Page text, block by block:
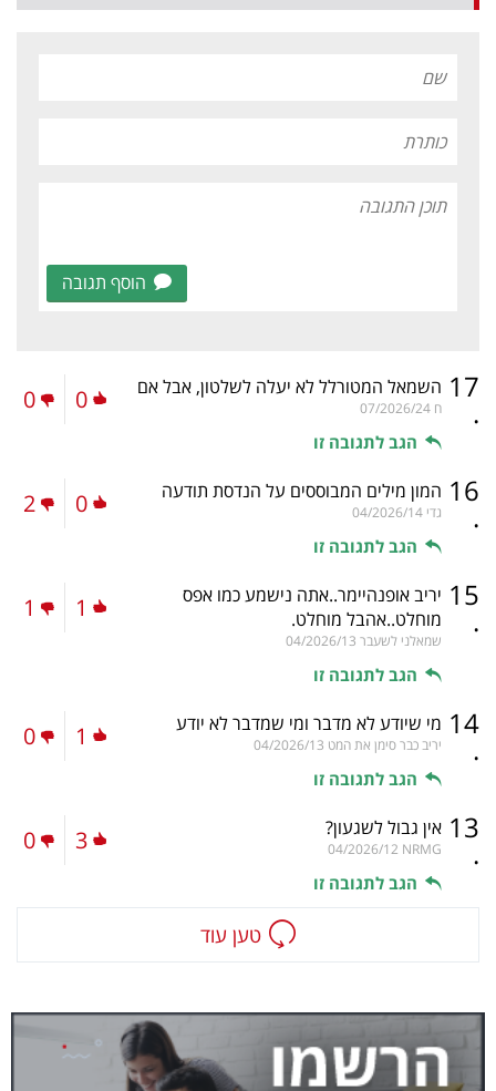
הוסף תגובה
17
.
השמאל המטורלל לא יעלה לשלטון, אבל אם
ח 07/2026/24
הגב לתגובה זו
0
0
16
.
המון מילים המבוססים על הנדסת תודעה
גדי 04/2026/14
הגב לתגובה זו
0
2
15
.
יריב אופנהיימר..אתה נישמע כמו אפס
מוחלט..אהבל מוחלט.
שמאלני לשעבר 04/2026/13
הגב לתגובה זו
1
1
14
.
מי שיודע לא מדבר ומי שמדבר לא יודע
יריב כבר סימן את המט 04/2026/13
הגב לתגובה זו
1
0
13
.
אין גבול לשגעון?
NRMG
04/2026/12
הגב לתגובה זו
3
0
טען עוד